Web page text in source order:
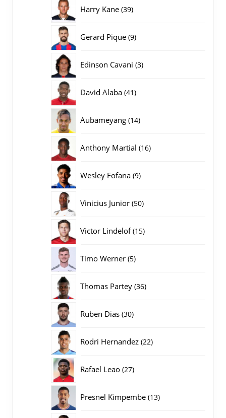
Harry Kane 3939
Gerard Pique 99
Edinson Cavani 33
David Alaba 4141
Aubameyang 1414
Anthony Martial 1616
Wesley Fofana 99
Vinicius Junior 5050
Victor Lindelof 1515
Timo Werner 55
Thomas Partey 3636
Ruben Dias 3030
Rodri Hernandez 2222
Rafael Leao 2727
Presnel Kimpembe 1313